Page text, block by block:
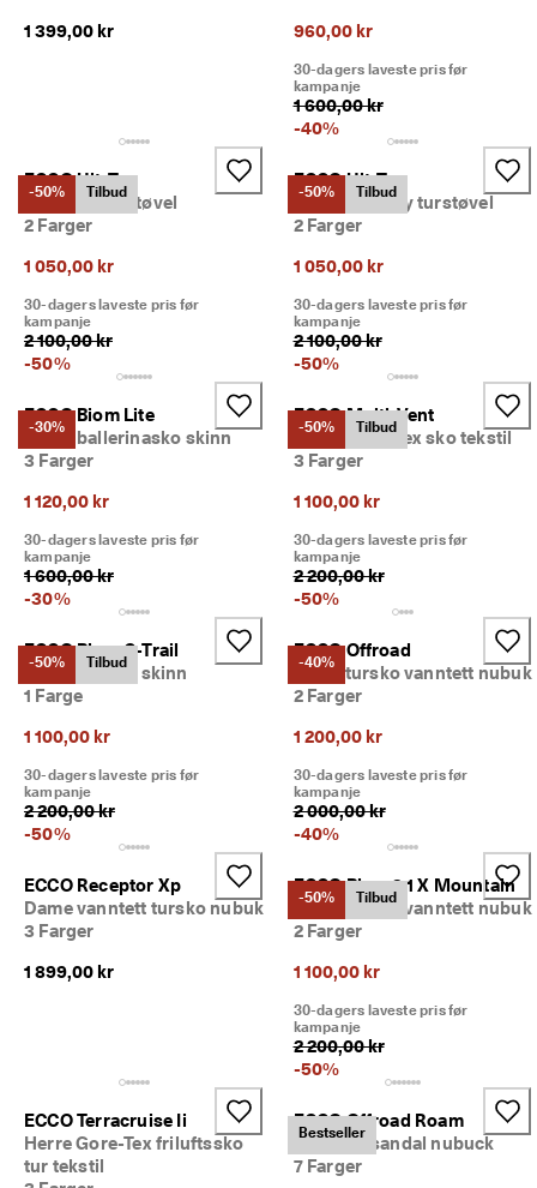
1 399,00 kr
960,00 kr
30-dagers laveste pris før
kampanje
1 600,00 kr
-40%
-50% Tilbud
ECCO Ult-Trn
Dame snørestøvel
2 Farger
1 050,00 kr
30-dagers laveste pris før
kampanje
2 100,00 kr
-50%
-50% Tilbud
ECCO Ult-Trn
Dame halvhøy turstøvel
2 Farger
1 050,00 kr
30-dagers laveste pris før
kampanje
2 100,00 kr
-50%
-30%
ECCO Biom Lite
Dame ballerinasko skinn
3 Farger
1 120,00 kr
30-dagers laveste pris før
kampanje
1 600,00 kr
-30%
-50% Tilbud
ECCO Multi-Vent
Dame Gore-Tex sko tekstil
3 Farger
1 100,00 kr
30-dagers laveste pris før
kampanje
2 200,00 kr
-50%
-50% Tilbud
ECCO Biom C-Trail
Dame slip-on skinn
1 Farge
1 100,00 kr
30-dagers laveste pris før
kampanje
2 200,00 kr
-50%
-40%
ECCO Offroad
Herre tursko vanntett nubuk
2 Farger
1 200,00 kr
30-dagers laveste pris før
kampanje
2 000,00 kr
-40%
ECCO Receptor Xp
Dame vanntett tursko nubuk
3 Farger
1 899,00 kr
-50% Tilbud
ECCO Biom 2.1 X Mountain
Herre tursko vanntett nubuk
2 Farger
1 100,00 kr
30-dagers laveste pris før
kampanje
2 200,00 kr
-50%
ECCO Terracruise Ii
Herre Gore-Tex friluftssko
tur tekstil
Bestseller
ECCO Offroad Roam
Dame tursandal nubuck
7 Farger